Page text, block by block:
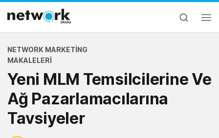
NETWORK MARKETING
MAKALELERI
Yeni MLM Temsilcilerine Ve
Ağ Pazarlamacılarına
Tavsiyeler